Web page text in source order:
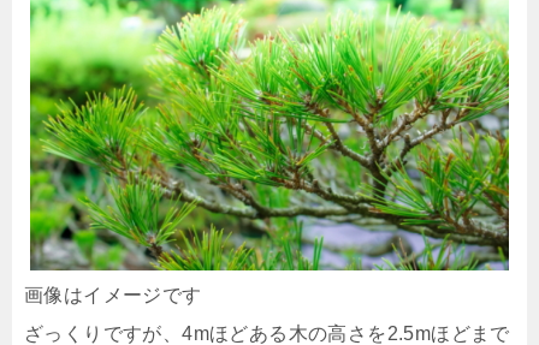
画像はイメージです
ざっくりですが、4mほどある木の高さを2.5mほどまで